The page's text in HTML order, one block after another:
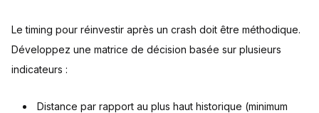
Le timing pour réinvestir après un crash doit être méthodique.
Développez une matrice de décision basée sur plusieurs
indicateurs :
Distance par rapport au plus haut historique (minimum